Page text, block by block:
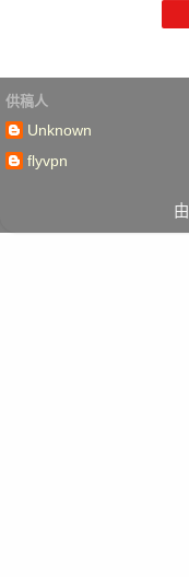
供稿人
Unknown
flyvpn
由